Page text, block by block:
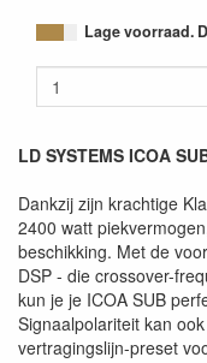
Lage voorraad.
LD SYSTEMS ICOA
Dankzij zijn krachtige
2400 watt
beschikking. Met de
DSP - die crossover-
kun je je ICOA SUB
Signaalpolariteit kan
vertragingslijn-preset